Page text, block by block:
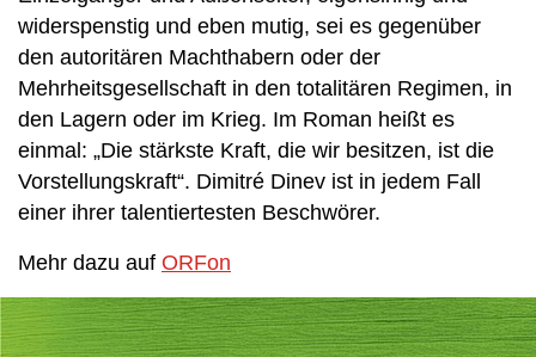
widerspenstig und eben mutig, sei es gegenüber
den autoritären Machthabern oder der
Mehrheitsgesellschaft in den totalitären Regimen, in
den Lagern oder im Krieg. Im Roman heißt es
einmal: „Die stärkste Kraft, die wir besitzen, ist die
Vorstellungskraft“. Dimitré Dinev ist in jedem Fall
einer ihrer talentiertesten Beschwörer.
Mehr dazu auf ORFon